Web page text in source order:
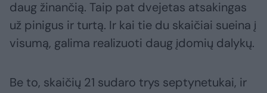
daug žinančią. Taip pat dvejetas atsakingas
už pinigus ir turtą. Ir kai tie du skaičiai sueina į
visumą, galima realizuoti daug įdomių dalykų.
Be to, skaičių 21 sudaro trys septynetukai, ir